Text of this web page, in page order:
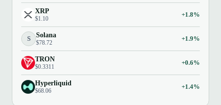
XRP
$1.10
+1.8%
S Solana
$78.72
+1.9%
TRON
$0.3311
+0.6%
Hyperliquid
$68.06
+1.4%